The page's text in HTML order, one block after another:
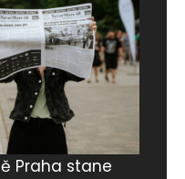
opouští
Praha stane